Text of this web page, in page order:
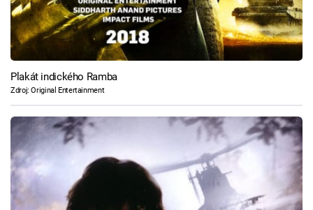
Plakát indického Ramba
Zdroj: Original Entertainment